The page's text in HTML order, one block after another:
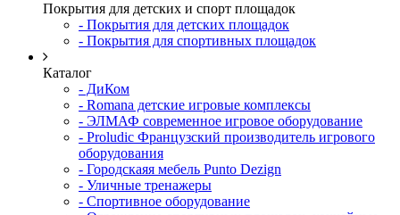
Покрытия для детских и спорт площадок
- Покрытия для детских площадок
- Покрытия для спортивных площадок
Каталог
- ДиКом
- Romana детские игровые комплексы
- ЭЛМАФ современное игровое оборудование
- Proludic Французский производитель игрового
оборудования
- Городскаяя мебель Punto Dezign
- Уличные тренажеры
- Спортивное оборудование